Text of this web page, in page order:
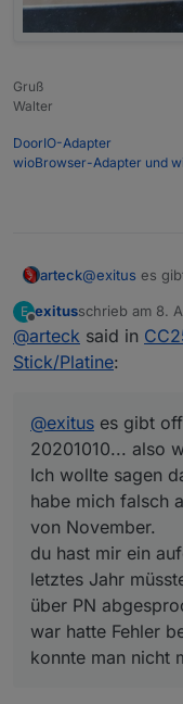
Gruß
Walter
DoorIO-Adapter
wioBrowser-Adapter und
arteck@exitus es
E
Offline
exitusschrieb am 8.
zuletzt editiert
@arteck said in
Stick/Platine:
@exitus es gibt
20201010... also
Ich wollte sagen
habe mich falsch
von November.
du hast mir ein
letztes Jahr
über PN
war hatte Fehler
konnte man nicht